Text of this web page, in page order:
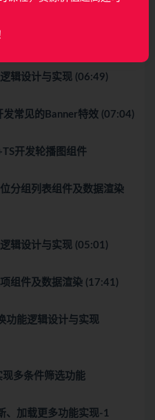
辑设计与实现 (06:49)
常见的Banner特效 (07:04)
开发轮播图组件
分组列表组件及数据渲染
辑设计与实现 (05:01)
组件及数据渲染 (17:41)
功能逻辑设计与实现
多条件筛选功能
、加载更多功能实现-1